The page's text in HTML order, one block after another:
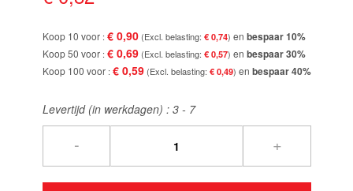
Koop 10 voor € 0,90 € 0,74 en bespaar10%
Koop 50 voor € 0,69 € 0,57 en bespaar30%
Koop 100 voor € 0,59 € 0,49 en bespaar40%
Levertijd (in werkdagen) : 3 - 7
- +